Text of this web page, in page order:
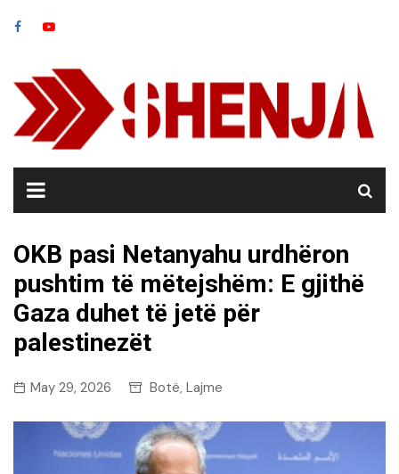
OKB pasi Netanyahu urdhëron
pushtim të mëtejshëm: E gjithë
Gaza duhet të jetë për
palestinezët
May 29, 2026 Botë, Lajme